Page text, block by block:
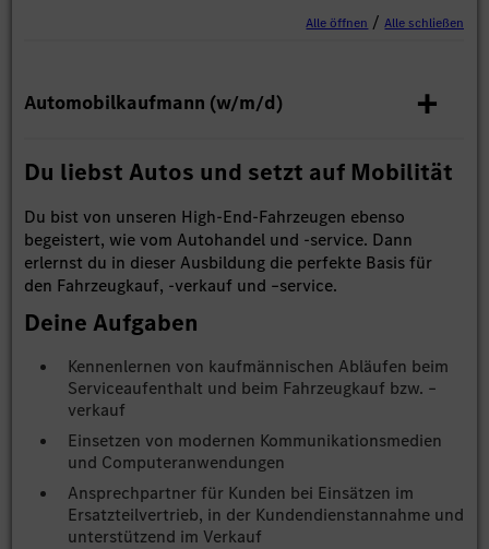
Alle öffnen /Alle schließen
Automobilkaufmann (w/m/d)
Du liebst Autos und setzt auf Mobilität
Du bist von unseren High-End-Fahrzeugen ebenso
begeistert, wie vom Autohandel und -service. Dann
erlernst du in dieser Ausbildung die perfekte Basis für
den Fahrzeugkauf, -verkauf und –service.
Deine Aufgaben
Kennenlernen von kaufmännischen Abläufen beim
Serviceaufenthalt und beim Fahrzeugkauf bzw. –
verkauf
Einsetzen von modernen Kommunikationsmedien
und Computeranwendungen
Ansprechpartner für Kunden bei Einsätzen im
Ersatzteilvertrieb, in der Kundendienstannahme und
unterstützend im Verkauf